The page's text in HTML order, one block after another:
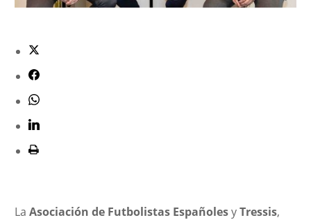
La Asociación de Futbolistas EspañolesyTressis,